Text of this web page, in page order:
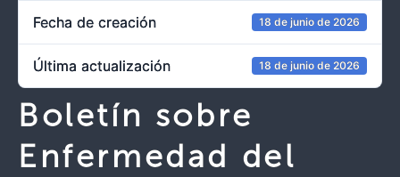
Fecha de creación 18 de junio de 2026
Última actualización 18 de junio de 2026
Boletín sobre
Enfermedad del